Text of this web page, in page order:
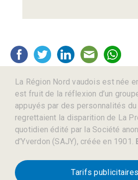
La Région Nord vaudois est née
est fruit de la réflexion d’un
appuyés par des personnalités
regrettaient la disparition de La
quotidien édité par la Société
d’Yverdon (SAJY), créée en 1901.
Tarifs publicitaires